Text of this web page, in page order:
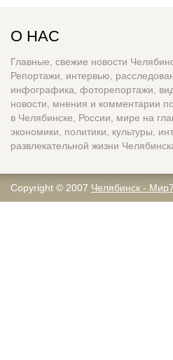
О НАС
Главные, свежие новости
Репортажи, интервью,
инфографика, фоторепортажи,
новости, мнения и комментарии
в Челябинске, России, мире на
экономики, политики, культуры,
развлекательной жизни
Copyright © 2007 Челябинск -